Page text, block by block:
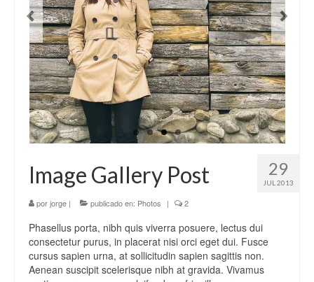
29
JUL 2013
Image Gallery Post
porjorge | publicado en: Photos | 2
Phasellus porta, nibh quis viverra posuere, lectus dui
consectetur purus, in placerat nisi orci eget dui. Fusce
cursus sapien urna, at sollicitudin sapien sagittis non.
Aenean suscipit scelerisque nibh at gravida. Vivamus